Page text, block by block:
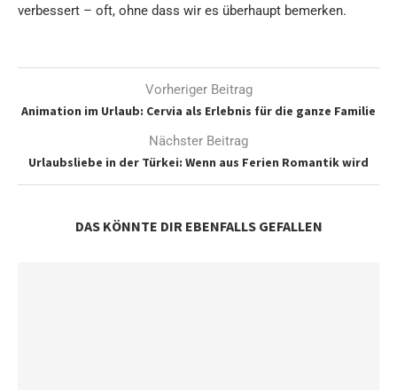
verbessert – oft, ohne dass wir es überhaupt bemerken.
Vorheriger Beitrag
Animation im Urlaub: Cervia als Erlebnis für die ganze Familie
Nächster Beitrag
Urlaubsliebe in der Türkei: Wenn aus Ferien Romantik wird
DAS KÖNNTE DIR EBENFALLS GEFALLEN